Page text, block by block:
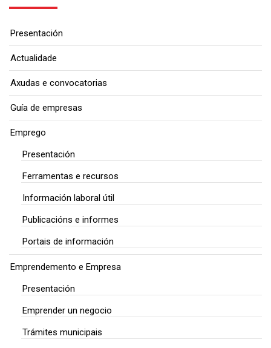
Presentación
Actualidade
Axudas e convocatorias
Guía de empresas
Emprego
Presentación
Ferramentas e recursos
Información laboral útil
Publicacións e informes
Portais de información
Emprendemento e Empresa
Presentación
Emprender un negocio
Trámites municipais